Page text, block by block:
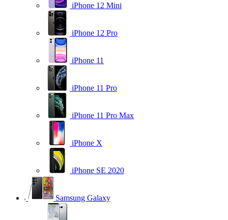
iPhone 12 Mini
iPhone 12 Pro
iPhone 11
iPhone 11 Pro
iPhone 11 Pro Max
iPhone X
iPhone SE 2020
Samsung Galaxy